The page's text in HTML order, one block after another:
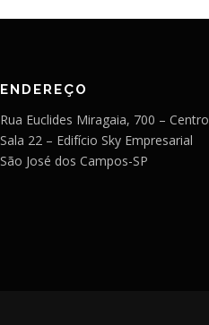
ENDEREÇO
Rua Euclides Miragaia, 700 – Centro
Sala 22 – Edifício Sky Empresarial
São José dos Campos-SP